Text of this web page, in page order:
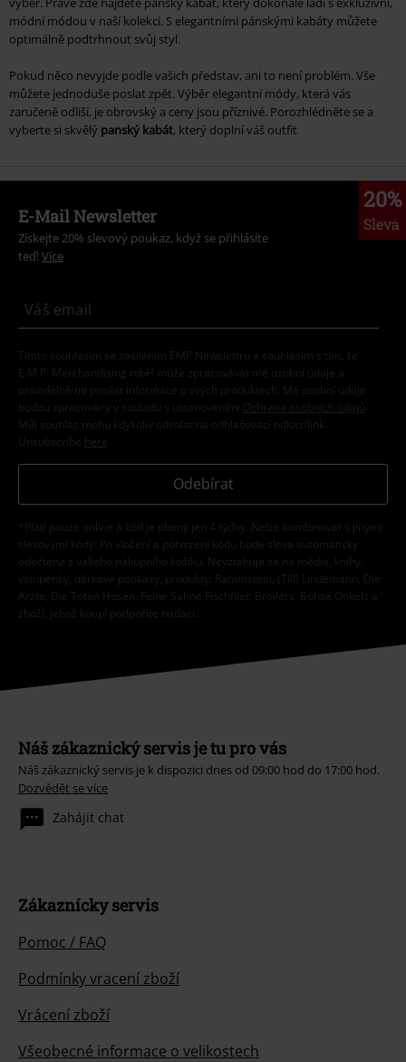
módní módou v naší kolekci. S elegantními pánskými kabáty můžete
optimálně podtrhnout svůj styl.
Pokud něco nevyjde podle vašich představ, ani to není problém. Vše
můžete jednoduše poslat zpět. Výběr elegantní módy, která vás
zaručeně odliší, je obrovský a ceny jsou příznivé. Porozhlédněte se a
vyberte si skvělý panský kabát, který doplní váš outfit
20%
Sleva
E-Mail Newsletter
Získejte 20% slevový poukaz, když se přihlásíte
teď! Více
Tímto souhlasím se zasíláním EMP Newslettru a souhlasím s tím, že
E.M.P. Merchandising mbH může zpracovávat mé osobní údaje a
pravidelně mi posílat informace o svých produktech. Mé osobní údaje
budou zpracovány v souladu s ustanoveními
Ochrana osobních údajů
Můj souhlas mohu kdykoliv odvolat na odhlašovací odkaz/link.
Unsubscribe here
Odebírat
*Platí pouze online a kód je platný jen 4 týdny. Nelze kombinovat s jinými
slevovými kódy. Po vložení a potvrzení kódu bude sleva automaticky
odečtena z vašeho nákupního košíku. Nevztahuje se na média, knihy,
vstupenky, dárkové poukazy, produkty: Rammstein, (Till) Lindemann, Die
Ärzte, Die Toten Hosen, Feine Sahne Fischfilet, Broilers, Böhse Onkelz a
zboží, jehož koupí podpoříte nadaci.
Náš zákaznický servis je tu pro vás
Náš zákaznický servis je k dispozici dnes od 09:00 hod do 17:00 hod.
Dozvědět se více
Zahájit chat
Zákaznícky servis
Pomoc / FAQ
Podmínky vracení zboží
Vrácení zboží
Všeobecné informace o velikostech